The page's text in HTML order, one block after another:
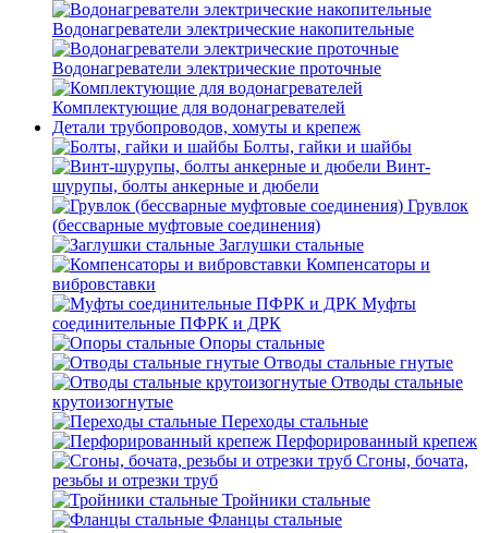
Водонагреватели электрические накопительные
Водонагреватели электрические проточные
Комплектующие для водонагревателей
Детали трубопроводов, хомуты и крепеж
Болты, гайки и шайбы
Винт-
шурупы, болты анкерные и дюбели
Грувлок
(бессварные муфтовые соединения)
Заглушки стальные
Компенсаторы и
вибровставки
Муфты
соединительные ПФРК и ДРК
Опоры стальные
Отводы стальные гнутые
Отводы стальные
крутоизогнутые
Переходы стальные
Перфорированный крепеж
Сгоны, бочата,
резьбы и отрезки труб
Тройники стальные
Фланцы стальные